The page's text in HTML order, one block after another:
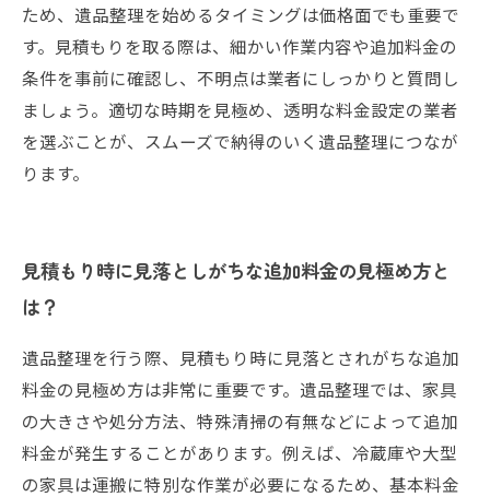
ため、遺品整理を始めるタイミングは価格面でも重要で
す。見積もりを取る際は、細かい作業内容や追加料金の
条件を事前に確認し、不明点は業者にしっかりと質問し
ましょう。適切な時期を見極め、透明な料金設定の業者
を選ぶことが、スムーズで納得のいく遺品整理につなが
ります。
見積もり時に見落としがちな追加料金の見極め方と
は？
遺品整理を行う際、見積もり時に見落とされがちな追加
料金の見極め方は非常に重要です。遺品整理では、家具
の大きさや処分方法、特殊清掃の有無などによって追加
料金が発生することがあります。例えば、冷蔵庫や大型
の家具は運搬に特別な作業が必要になるため、基本料金